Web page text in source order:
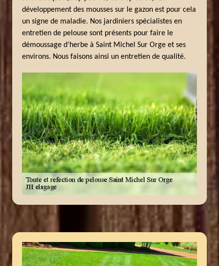
développement des mousses sur le gazon est pour cela
un signe de maladie. Nos jardiniers spécialistes en
entretien de pelouse sont présents pour faire le
démoussage d’herbe à Saint Michel Sur Orge et ses
environs. Nous faisons ainsi un entretien de qualité.